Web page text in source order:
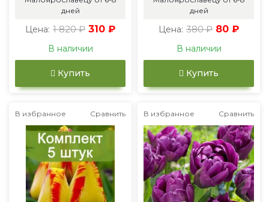
дней
Цена: 1 820 ₽ 310 ₽
В наличии
Купить
дней
Цена: 380 ₽ 80 ₽
В наличии
Купить
В избранное Сравнить В избранное Сравнить